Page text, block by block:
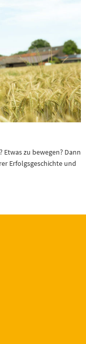
zu bewegen? Dann
Erfolgsgeschichte und